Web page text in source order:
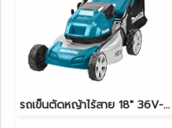
รถเข็นตัดหญ้าไร้สาย 18" 36V-BL (18Vx2) MAKITA DLM460Z ตัวเครื่องเปล่า